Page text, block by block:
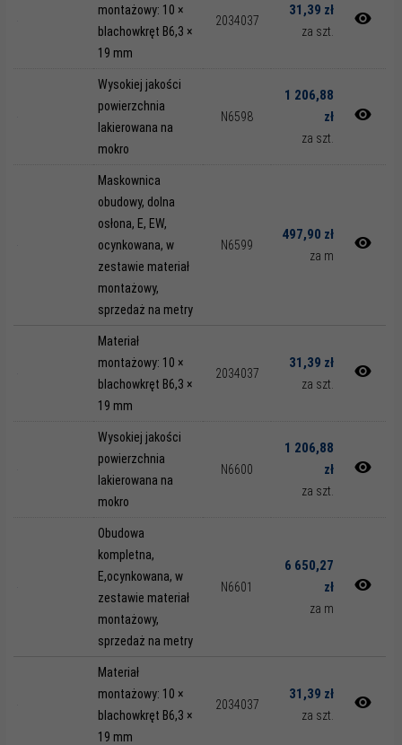
montażowy: 10 ×
blachowkręt B6,3 ×
19 mm
2034037
31,39 zł
za szt.
Wysokiej jakości
powierzchnia
lakierowana na
mokro
N6598
1 206,88
zł
za szt.
Maskownica
obudowy, dolna
osłona, E, EW,
ocynkowana, w
zestawie materiał
montażowy,
sprzedaż na metry
N6599
497,90 zł
za m
Materiał
montażowy: 10 ×
blachowkręt B6,3 ×
19 mm
2034037
31,39 zł
za szt.
Wysokiej jakości
powierzchnia
lakierowana na
mokro
N6600
1 206,88
zł
za szt.
Obudowa
kompletna,
E,ocynkowana, w
zestawie materiał
montażowy,
sprzedaż na metry
N6601
6 650,27
zł
za m
Materiał
montażowy: 10 ×
blachowkręt B6,3 ×
19 mm
2034037
31,39 zł
za szt.